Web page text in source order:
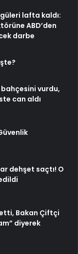
lafta kaldı:
ABD’den
darbe
vurdu,
can aldı
dehşet saçtı! O
Bakan Çiftçi
diyerek